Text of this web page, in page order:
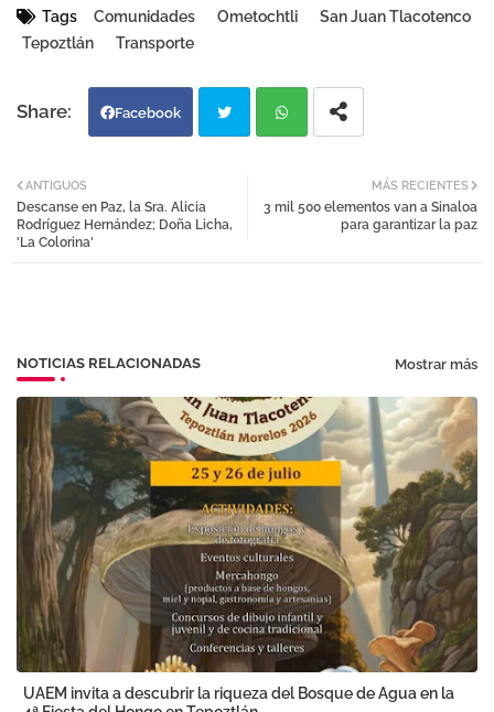
Tags Comunidades Ometochtli
San Juan Tlacotenco
Tepoztlán
Transporte
Facebook
atsa
MÁS RECIENTES
3 mil 500 elementos van a Sinaloa
para garantizar la paz
ANTIGUOS
Descanse en Paz, la Sra. Alicia
Rodríguez Hernández; Doña Licha,
'La Colorina'
NOTICIAS RELACIONADAS Mostrar más
UAEM invita a descubrir la riqueza del Bosque de Agua en la